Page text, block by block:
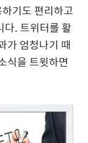
기도 편리하고
다. 트위터를 활
가 엄청나기 때
식을 트윗하면